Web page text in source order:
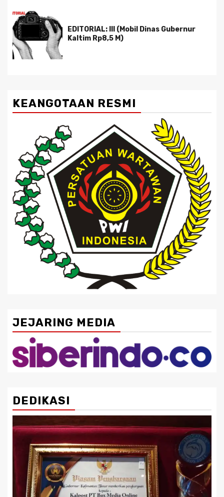
EDITORIAL: III (Mobil Dinas Gubernur
Kaltim Rp8,5 M)
KEANGOTAAN RESMI
JEJARING MEDIA
DEDIKASI